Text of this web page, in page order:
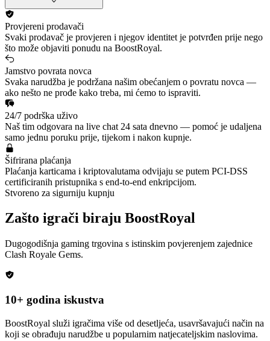
Provjereni prodavači
Svaki prodavač je provjeren i njegov identitet je potvrđen prije nego
što može objaviti ponudu na BoostRoyal.
Jamstvo povrata novca
Svaka narudžba je podržana našim obećanjem o povratu novca —
ako nešto ne prođe kako treba, mi ćemo to ispraviti.
24/7 podrška uživo
Naš tim odgovara na live chat 24 sata dnevno — pomoć je udaljena
samo jednu poruku prije, tijekom i nakon kupnje.
Šifrirana plaćanja
Plaćanja karticama i kriptovalutama odvijaju se putem PCI-DSS
certificiranih pristupnika s end-to-end enkripcijom.
Stvoreno za sigurniju kupnju
Zašto igrači biraju BoostRoyal
Dugogodišnja gaming trgovina s istinskim povjerenjem zajednice
Clash Royale Gems.
10+ godina iskustva
BoostRoyal služi igračima više od desetljeća, usavršavajući način na
koji se obrađuju narudžbe u popularnim natjecateljskim naslovima.